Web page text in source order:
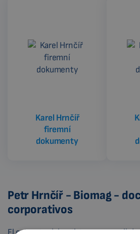
Karel Hrnčíř
firemní
dokumenty
Petr Hrnčíř - Biomag -
corporativos